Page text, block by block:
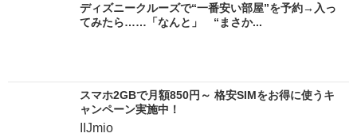
ディズニークルーズで“一番安い部屋”を予約→入っ
てみたら……「なんと」 “まさか...
スマホ2GBで月額850円～ 格安SIMをお得に使うキ
ャンペーン実施中！
IIJmio